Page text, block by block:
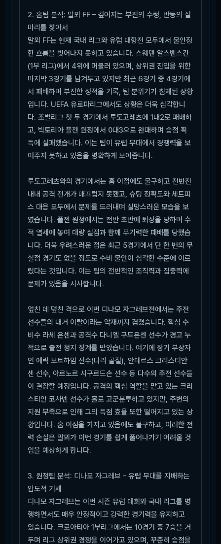
2. 홈팀 분석: 말뫼 FF – 깊어지는 부진의 수렁, 반등의 실
마리를 찾아서
말뫼 FF는 현재 국내 리그와 유럽 대항전 모두에서 불안정
한 흐름을 벗어나지 못하고 있습니다. 스웨덴 알스벤스칸
(1부 리그)에서 4위에 머물러 있으며, 상위권 진입을 위한
마지막 3경기를 남겨두고 있지만 최근 6경기 중 4경기에
서 패배하며 부진한 성적을 기록, 팀 분위기가 침체된 상황
입니다. UEFA 유로파리그에서도 상황은 더욱 심각합니
다. 조별리그 첫 두 경기에서 루도고레츠에 1대2로 패배하
고, 빅토리아 플젠 원정에서 0대3으로 완패하며 승점 획
득에 실패했습니다. 이는 팀이 유럽 무대에서 경쟁력을 보
여주지 못하고 있음을 명확하게 보여줍니다.
루도고레츠와의 경기에서는 홈 이점에도 불구하고 전반전
내내 공격 전개가 매끄럽지 못했고, 슈팅 정확도와 세트피
스 대응 모두에서 문제를 드러내며 실망스러운 모습을 보
였습니다. 플젠 원정에서는 전반 초반에 퇴장을 당하며 수
적 열세에 놓여 대량 실점과 함께 무기력한 패배를 당했습
니다. 더욱 우려스러운 점은 최근 5경기에서 단 한 번의 무
실점 경기도 없을 정도로 수비 불안이 심각한 수준에 이르
렀다는 것입니다. 이는 팀의 전반적인 조직력과 집중력에
문제가 있음을 시사합니다.
엎친 데 덮친 격으로 이번 디나모 자그레브전에서는 주전
선수들의 대거 이탈이라는 악재까지 겹쳤습니다. 핵심 수
비수 라세 욘센과 공격수 다니엘 구드욘센 선수가 경고 누
적으로 출전 정지 징계를 받았습니다. 여기에 장기 부상자
인 에릭 보트하임 선수(다리 골절), 안데르스 크리스티안
센 선수, 아르노르 시구르드손 선수 등 다수의 주전 선수들
이 결장할 예정입니다. 공격의 핵심 역할을 맡고 있는 크리
스티안 코사넨 선수가 홀로 고군분투하고 있지만, 주변의
지원 부족으로 인해 그의 득점 효율 또한 떨어지고 있는 상
황입니다. 홈 이점을 가지고 있음에도 불구하고, 이러한 전
력 손실은 말뫼가 이번 경기를 쉽게 풀어나가기 어려울 것
임을 예상하게 합니다.
3. 원정팀 분석: 디나모 자그레브 – 유럽 무대를 지배하는
압도적 기세
디나모 자그레브는 이번 시즌 유럽 대회와 국내 리그를 병
행하면서도 매우 안정적이고 강력한 경기력을 유지하고
있습니다. 크로아티아 1부리그에서는 10경기 중 7승을 거
두며 리그 상위권 경쟁을 이어가고 있으며, 꾸준히 승점을